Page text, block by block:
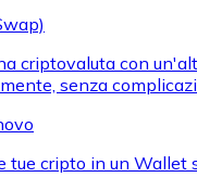
criptovaluta con
senza
tue cripto in un Wallet